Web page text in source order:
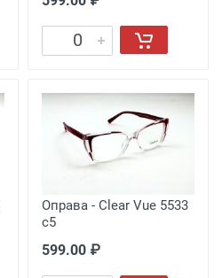
Оправа - Clear Vue 5533
c5
599.00 ₽